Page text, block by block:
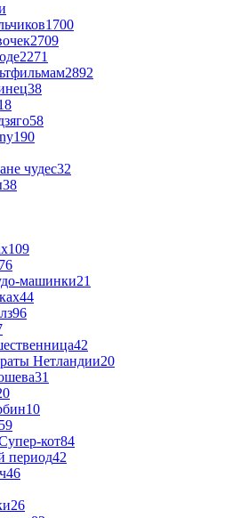
1700
2709
2271
2892
38
58
190
чудес32
38
109
76
машинки21
44
96
42
Нетландии20
31
10
59
кот84
период42
46
26